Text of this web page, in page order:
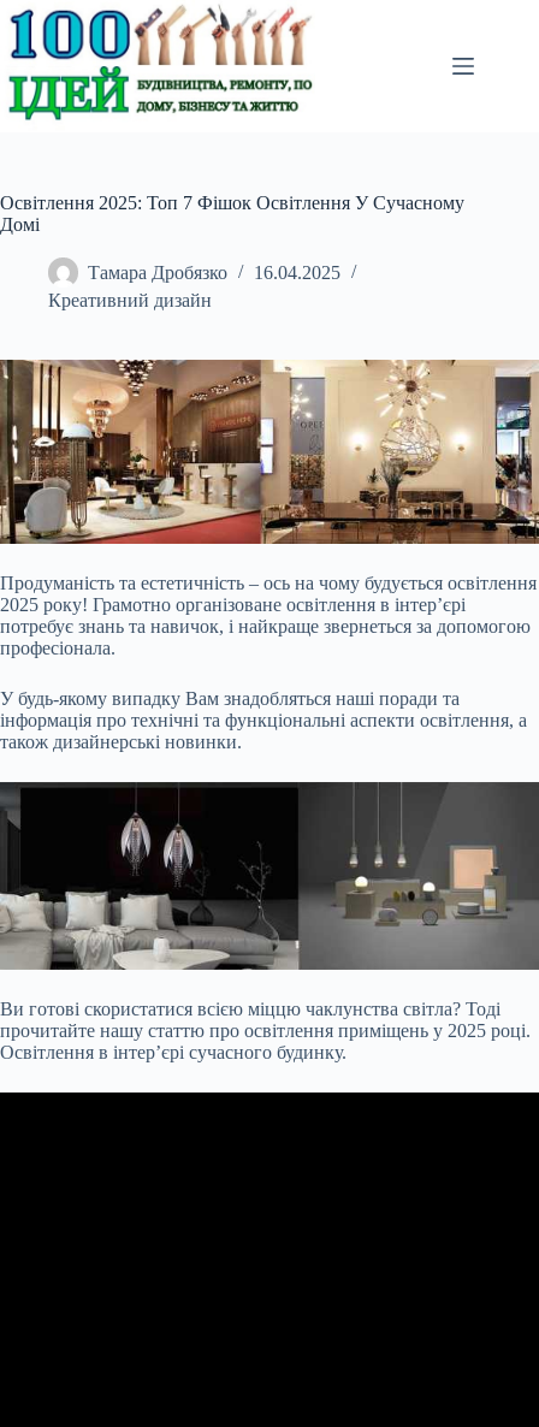
Перейти
до
вмісту
Освітлення 2025: Топ 7 Фішок Освітлення У Сучасному
Домі
Тамара Дробязко
16.04.2025
Креативний дизайн
Продуманість та естетичність – ось на чому будується освітлення
2025 року! Грамотно організоване освітлення в інтер’єрі
потребує знань та навичок, і найкраще звернеться за допомогою
професіонала.
У будь-якому випадку Вам знадобляться наші поради та
інформація про технічні та функціональні аспекти освітлення, а
також дизайнерські новинки.
Ви готові скористатися всією міццю чаклунства світла? Тоді
прочитайте нашу статтю про освітлення приміщень у 2025 році.
Освітлення в інтер’єрі сучасного будинку.